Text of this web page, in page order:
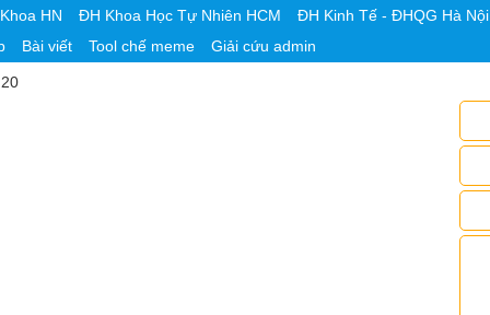
HN ĐH Khoa Học Tự Nhiên HCM ĐH Kinh Tế - ĐHQG Hà Nội
Bài viết Tool chế meme Giải cứu admin